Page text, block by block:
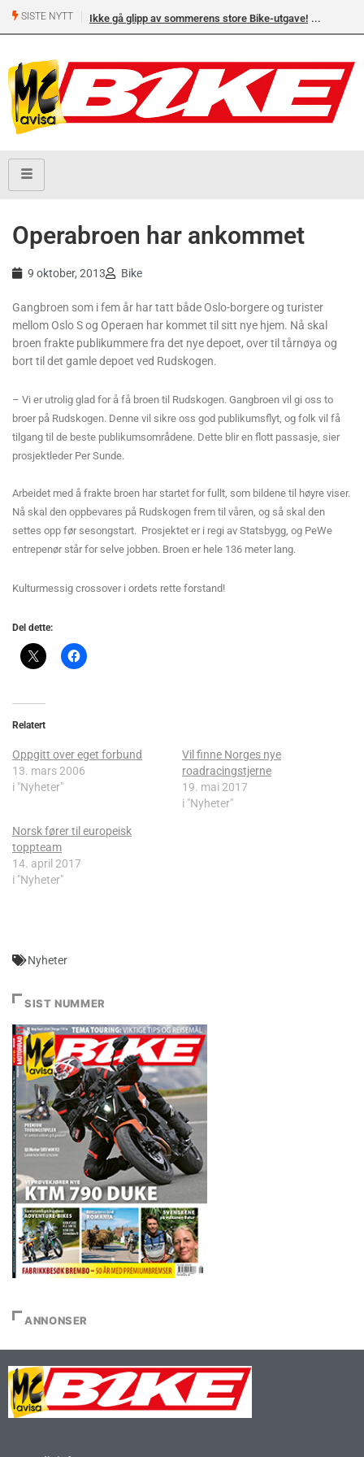
SISTE NYTT Ikke gå glipp av sommerens store Bike-utgave!
Operabroen har ankommet
9 oktober, 2013 Bike
Gangbroen som i fem år har tatt både Oslo-borgere og turister
mellom Oslo S og Operaen har kommet til sitt nye hjem. Nå skal
broen frakte publikummere fra det nye depoet, over til tårnøya og
bort til det gamle depoet ved Rudskogen.
– Vi er utrolig glad for å få broen til Rudskogen. Gangbroen vil gi oss to
broer på Rudskogen. Denne vil sikre oss god publikumsflyt, og folk vil få
tilgang til de beste publikumsområdene. Dette blir en flott passasje, sier
prosjektleder Per Sunde.
Arbeidet med å frakte broen har startet for fullt, som bildene til høyre viser.
Nå skal den oppbevares på Rudskogen frem til våren, og så skal den
settes opp før sesongstart. Prosjektet er i regi av Statsbygg, og PeWe
entrepenør står for selve jobben. Broen er hele 136 meter lang.
Kulturmessig crossover i ordets rette forstand!
Del dette:
Relatert
Oppgitt over eget forbund
13. mars 2006
i "Nyheter"
Vil finne Norges nye
roadracingstjerne
19. mai 2017
i "Nyheter"
Norsk fører til europeisk
toppteam
14. april 2017
i "Nyheter"
Nyheter
SIST NUMMER
ANNONSER